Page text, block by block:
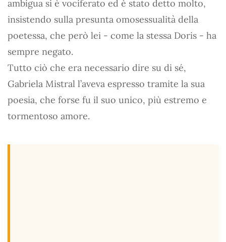
ambigua si è vociferato ed è stato detto molto,
insistendo sulla presunta omosessualità della
poetessa, che però lei - come la stessa Doris - ha
sempre negato.
Tutto ciò che era necessario dire su di sé,
Gabriela Mistral l’aveva espresso tramite la sua
poesia, che forse fu il suo unico, più estremo e
tormentoso amore.